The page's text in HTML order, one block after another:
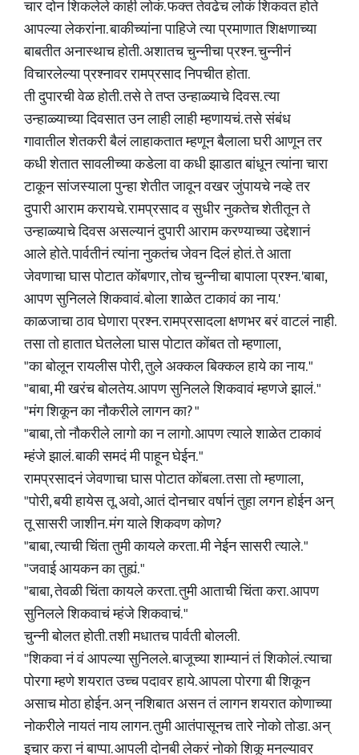
चार दोन शिकलेले काही लोकं. फक्त तेवढेच लोकं शिकवत होते
आपल्या लेकरांना. बाकीच्यांना पाहिजे त्या प्रमाणात शिक्षणाच्या
बाबतीत अनास्थाच होती. अशातच चुन्नीचा प्रश्न. चुन्नीनं
विचारलेल्या प्रश्नावर रामप्रसाद निपचीत होता.
ती दुपारची वेळ होती. तसे ते तप्त उन्हाळ्याचे दिवस. त्या
उन्हाळ्याच्या दिवसात उन लाही लाही म्हणायचं. तसे संबंध
गावातील शेतकरी बैलं लाहाकतात म्हणून बैलाला घरी आणून तर
कधी शेतात सावलीच्या कडेला वा कधी झाडात बांधून त्यांना चारा
टाकून सांजस्याला पुन्हा शेतीत जावून वखर जुंपायचे नव्हे तर
दुपारी आराम करायचे. रामप्रसाद व सुधीर नुकतेच शेतीतून ते
उन्हाळ्याचे दिवस असल्यानं दुपारी आराम करण्याच्या उद्देशानं
आले होते. पार्वतीनं त्यांना नुकतंच जेवन दिलं होतं. ते आता
जेवणाचा घास पोटात कोंबणार, तोच चुन्नीचा बापाला प्रश्न. 'बाबा,
आपण सुनिलले शिकवावं. बोला शाळेत टाकावं का नाय.'
काळजाचा ठाव घेणारा प्रश्न. रामप्रसादला क्षणभर बरं वाटलं नाही.
तसा तो हातात घेतलेला घास पोटात कोंबत तो म्हणाला,
"का बोलून रायलीस पोरी, तुले अक्कल बिक्कल हाये का नाय. "
"बाबा, मी खरंच बोलतेय. आपण सुनिलले शिकवावं म्हणजे झालं. "
"मंग शिकून का नौकरीले लागन का? "
"बाबा, तो नौकरीले लागो का न लागो. आपण त्याले शाळेत टाकावं
म्हंजे झालं. बाकी समदं मी पाहून घेईन. "
रामप्रसादनं जेवणाचा घास पोटात कोंबला. तसा तो म्हणाला,
"पोरी, बयी हायेस तू. अवो, आतं दोनचार वर्षानं तुहा लगन होईन अन्
तू सासरी जाशीन. मंग याले शिकवण कोण?
"बाबा, त्याची चिंता तुमी कायले करता. मी नेईन सासरी त्याले. "
"जवाई आयकन का तुह्यं. "
"बाबा, तेवळी चिंता कायले करता. तुमी आताची चिंता करा. आपण
सुनिलले शिकवाचं म्हंजे शिकवाचंं. "
चुन्नी बोलत होती. तशी मधातच पार्वती बोलली.
"शिकवा नं वं आपल्या सुनिलले. बाजूच्या शाम्यानं तं शिकोलं. त्याचा
पोरगा म्हणे शयरात उच्च पदावर हाये. आपला पोरगा बी शिकून
असाच मोठा होईन. अन् नशिबात असन तं लागन शयरात कोणाच्या
नोकरीले नायतं नाय लागन. तुमी आतंपासूनच तारे नोको तोडा. अन्
इचार करा नं बाप्पा. आपली दोनबी लेकरं नोको शिकू मनल्यावर